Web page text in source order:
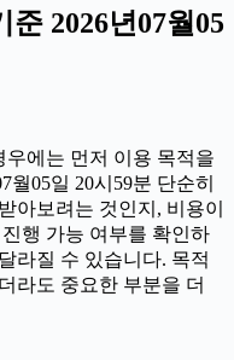
2026년07월05
에는 먼저 이용 목적을
05일 20시59분 단순히
아보려는 것인지, 비용이
행 가능 여부를 확인하
라질 수 있습니다. 목적
라도 중요한 부분을 더